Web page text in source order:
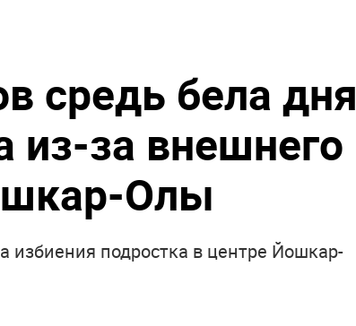
средь бела дня
из-за внешнего
Олы
избиения подростка в центре Йошкар-